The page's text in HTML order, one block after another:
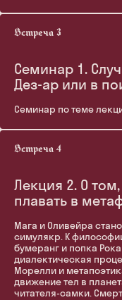
Семинар 1.
Дез-ар или в
Семинар по теме
Лекция 2. О
плавать в
Мага и Оливейра
симулякр. К
бумеранг и попка
диалектическая
Морелли и
движение тел в
читателя-самки.